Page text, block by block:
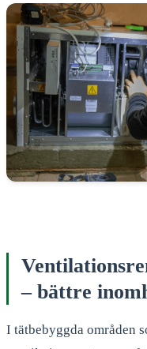
– bättre
I tätbebyggda områden